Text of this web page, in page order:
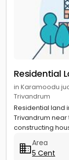
Residential
in Karamoodu
Trivandrum
Residential land
Trivandrum
constructing
Area
5 Cent